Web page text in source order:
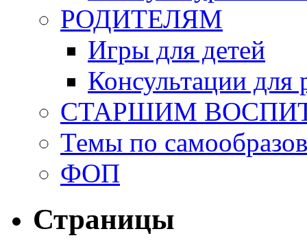
РОДИТЕЛЯМ
Игры для детей
Консультации для
СТАРШИМ
Темы по
ФОП
Страницы